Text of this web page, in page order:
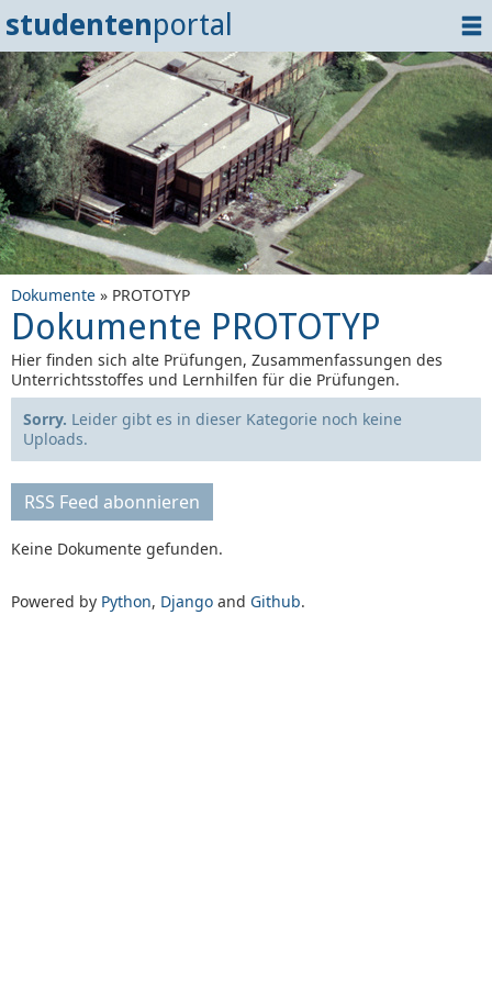
studentenportal
Home
Dokumente
Events
? Tipps
Login
Dokumente » PROTOTYP
Dokumente PROTOTYP
Hier finden sich alte Prüfungen, Zusammenfassungen des
Unterrichtsstoffes und Lernhilfen für die Prüfungen.
Sorry. Leider gibt es in dieser Kategorie noch keine
Uploads.
RSS Feed abonnieren
Keine Dokumente gefunden.
Powered by Python, Django and Github.